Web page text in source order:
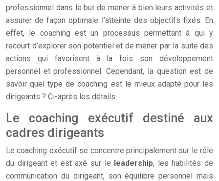
professionnel dans le but de mener à bien leurs activités et
assurer de façon optimale l’atteinte des objectifs fixés. En
effet, le coaching est un processus permettant à qui y
recourt d’explorer son potentiel et de mener par la suite des
actions qui favorisent à la fois son développement
personnel et professionnel.Cependant, la question est de
savoir quel type de coaching est le mieux adapté pour les
dirigeants ? Ci-après les détails.
Le coaching exécutif destiné aux
cadres dirigeants
Le coaching exécutif se concentre principalement sur le rôle
du dirigeant et est axé sur le leadership, les habilités de
communication du dirigeant, son équilibre personnel mais